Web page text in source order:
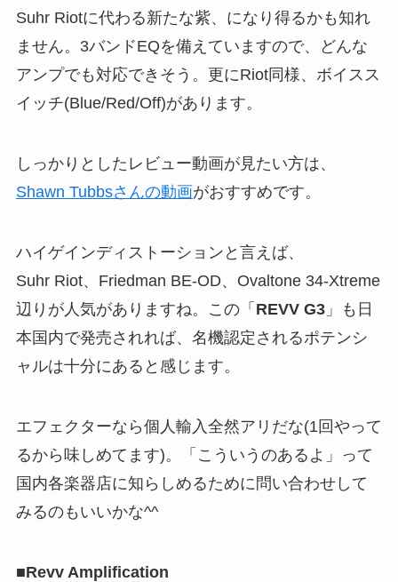
Suhr Riotに代わる新たな紫、になり得るかも知れ
ません。3バンドEQを備えていますので、どんな
アンプでも対応できそう。更にRiot同様、ボイスス
イッチ(Blue/Red/Off)があります。
しっかりとしたレビュー動画が見たい方は、
Shawn Tubbsさんの動画がおすすめです。
ハイゲインディストーションと言えば、
Suhr Riot、Friedman BE-OD、Ovaltone 34-Xtreme
辺りが人気がありますね。この「 REVV G3」も日
本国内で発売されれば、名機認定されるポテンシ
ャルは十分にあると感じます。
エフェクターなら個人輸入全然アリだな(1回やって
るから味しめてます)。「こういうのあるよ」って
国内各楽器店に知らしめるために問い合わせして
みるのもいいかな^^
■Revv Amplification